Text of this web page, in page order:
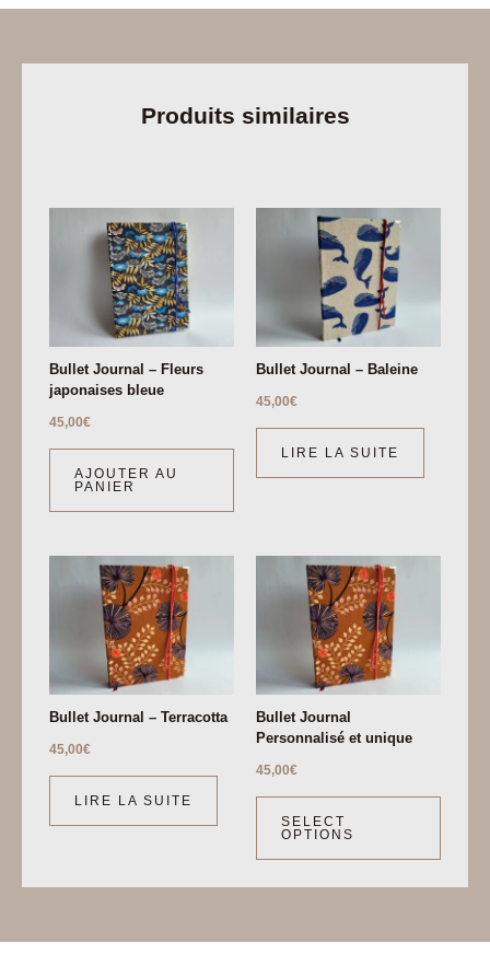
Produits similaires
Bullet Journal – Fleurs
japonaises bleue
45,00€
AJOUTER AU
PANIER
Bullet Journal – Baleine
45,00€
LIRE LA SUITE
Bullet Journal – Terracotta
45,00€
LIRE LA SUITE
Bullet Journal
Personnalisé et unique
45,00€
SELECT
OPTIONS